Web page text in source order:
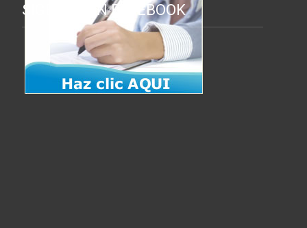
SIGENOS EN FACEBOOK